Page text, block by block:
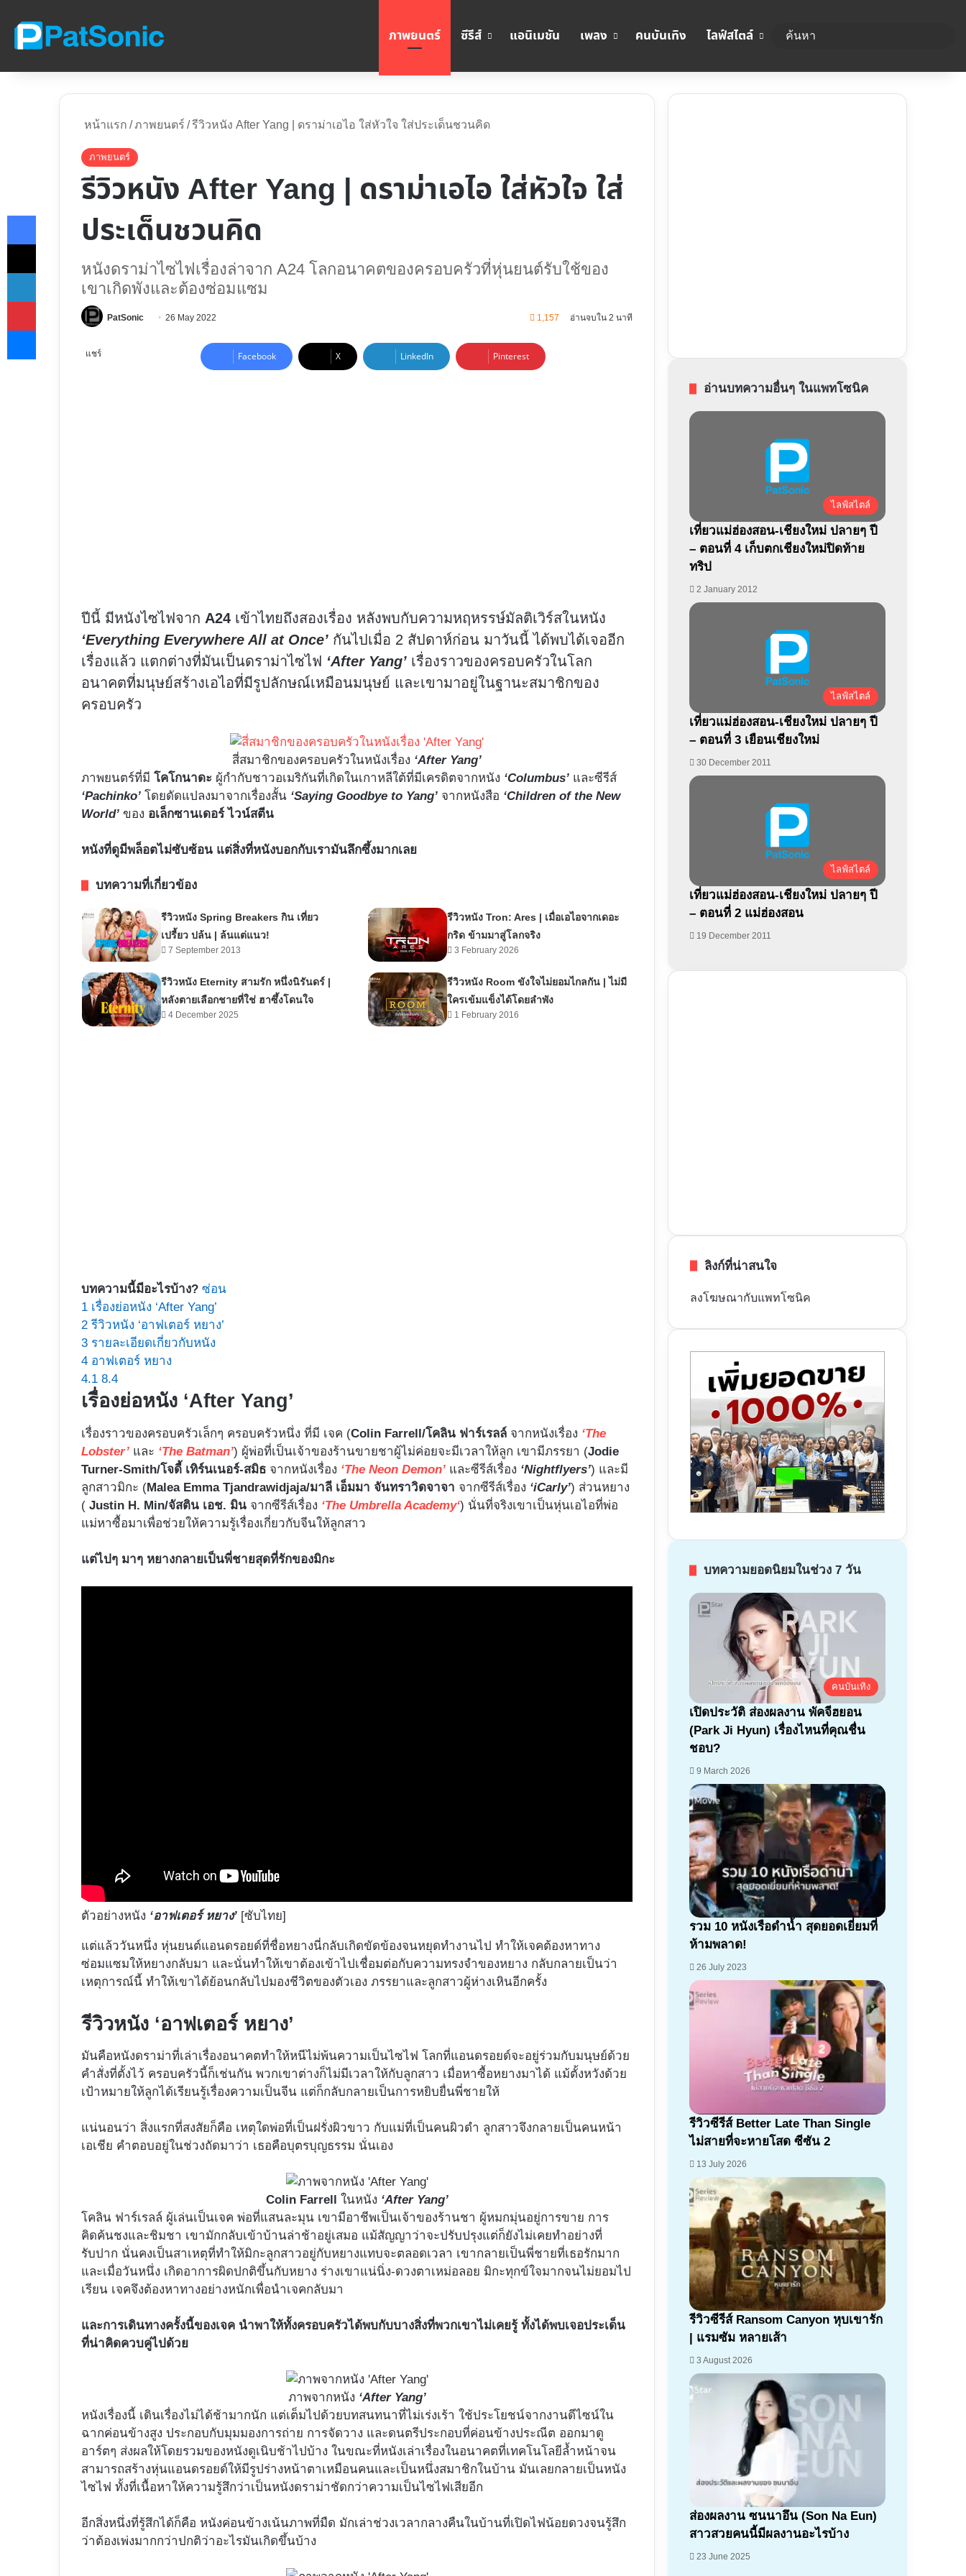
ภาพยนตร์ ซีรีส์ แอนิเมชัน เพลง คนบันเทิง ไลฟ์สไตล์
หน้าแรก /ภาพยนตร์ /รีวิวหนัง After Yang | ดราม่าเอไอ ใส่หัวใจ ใส่ประเด็นชวนคิด
ภาพยนตร์
รีวิวหนัง After Yang | ดราม่าเอไอ ใส่หัวใจ ใส่
ประเด็นชวนคิด
หนังดราม่าไซไฟเรื่องล่าจาก A24 โลกอนาคตของครอบครัวที่หุ่นยนต์รับใช้ของ
เขาเกิดพังและต้องซ่อมแซม
PatSonic
Follow26 May 2022 1,157 อ่านจบใน 2 นาที
แชร์ Facebook X LinkedIn Pinterest
ปีนี้ มีหนังไซไฟจาก A24 เข้าไทยถึงสองเรื่อง หลังพบกับความหฤหรรษ์มัลติเวิร์สในหนัง
‘Everything Everywhere All at Once’ กันไปเมื่อ 2 สัปดาห์ก่อน มาวันนี้ ได้พบได้เจออีก
เรื่องแล้ว แตกต่างที่มันเป็นดราม่าไซไฟ ‘After Yang’ เรื่องราวของครอบครัวในโลก
อนาคตที่มนุษย์สร้างเอไอที่มีรูปลักษณ์เหมือนมนุษย์ และเขามาอยู่ในฐานะสมาชิกของ
ครอบครัว
สี่สมาชิกของครอบครัวในหนังเรื่อง ‘After Yang’
ภาพยนตร์ที่มี โคโกนาดะ ผู้กำกับชาวอเมริกันที่เกิดในเกาหลีใต้ที่มีเครดิตจากหนัง ‘Columbus’ และซีรีส์
‘Pachinko’ โดยดัดแปลงมาจากเรื่องสั้น ‘Saying Goodbye to Yang’ จากหนังสือ ‘Children of the New
World’ ของ อเล็กซานเดอร์ ไวน์สตีน
หนังที่ดูมีพล็อตไม่ซับซ้อน แต่สิ่งที่หนังบอกกับเรามันลึกซึ้งมากเลย
บทความที่เกี่ยวข้อง
รีวิวหนัง Spring Breakers กิน เที่ยว
เปรี้ยว ปล้น | ล้นแต่แนว!
7 September 2013
รีวิวหนัง Tron: Ares | เมื่อเอไอจากเดอะ
กริด ข้ามมาสู่โลกจริง
3 February 2026
รีวิวหนัง Eternity สามรัก หนึ่งนิรันดร์ |
หลังตายเลือกชายที่ใช่ ฮาซึ้งโดนใจ
4 December 2025
รีวิวหนัง Room ขังใจไม่ยอมไกลกัน | ไม่มี
ใครเข้มแข็งได้โดยลำพัง
1 February 2016
บทความนี้มีอะไรบ้าง? ซ่อน
1 เรื่องย่อหนัง ‘After Yang’
2 รีวิวหนัง ‘อาฟเตอร์ หยาง’
3 รายละเอียดเกี่ยวกับหนัง
4 อาฟเตอร์ หยาง
4.1 8.4
เรื่องย่อหนัง ‘After Yang’
เรื่องราวของครอบครัวเล็กๆ ครอบครัวหนึ่ง ที่มี เจค (Colin Farrell/โคลิน ฟาร์เรลล์ จากหนังเรื่อง ‘The
Lobster’ และ ‘The Batman’) ผู้พ่อที่เป็นเจ้าของร้านขายชาผู้ไม่ค่อยจะมีเวลาให้ลูก เขามีภรรยา (Jodie
Turner-Smith/โจดี้ เทิร์นเนอร์-สมิธ จากหนังเรื่อง ‘The Neon Demon’ และซีรีส์เรื่อง ‘Nightflyers’) และมี
ลูกสาวมิกะ (Malea Emma Tjandrawidjaja/มาลี เอ็มมา จันทราวิดจาจา จากซีรีส์เรื่อง ‘iCarly’) ส่วนหยาง
(Justin H. Min/จัสติน เอช. มิน จากซีรีส์เรื่อง ‘The Umbrella Academy‘) นั่นที่จริงเขาเป็นหุ่นเอไอที่พ่อ
แม่หาซื้อมาเพื่อช่วยให้ความรู้เรื่องเกี่ยวกับจีนให้ลูกสาว
แต่ไปๆ มาๆ หยางกลายเป็นพี่ชายสุดที่รักของมิกะ
ตัวอย่างหนัง ‘อาฟเตอร์ หยาง’ [ซับไทย]
แต่แล้ววันหนึ่ง หุ่นยนต์แอนดรอยด์ที่ชื่อหยางนี่กลับเกิดขัดข้องจนหยุดทำงานไป ทำให้เจคต้องหาทาง
ซ่อมแซมให้หยางกลับมา และนั่นทำให้เขาต้องเข้าไปเชื่อมต่อกับความทรงจำของหยาง กลับกลายเป็นว่า
เหตุการณ์นี้ ทำให้เขาได้ย้อนกลับไปมองชีวิตของตัวเอง ภรรยาและลูกสาวผู้ห่างเหินอีกครั้ง
รีวิวหนัง ‘อาฟเตอร์ หยาง’
มันคือหนังดราม่าที่เล่าเรื่องอนาคตทำให้หนีไม่พ้นความเป็นไซไฟ โลกที่แอนดรอยด์จะอยู่ร่วมกับมนุษย์ด้วย
คำสั่งที่ตั้งไว้ ครอบครัวนี้ก็เช่นกัน พวกเขาต่างก็ไม่มีเวลาให้กับลูกสาว เมื่อหาซื้อหยางมาได้ แม้ตั้งหวังด้วย
เป้าหมายให้ลูกได้เรียนรู้เรื่องความเป็นจีน แต่ก็กลับกลายเป็นการหยิบยื่นพี่ชายให้
แน่นอนว่า สิ่งแรกที่สงสัยก็คือ เหตุใดพ่อที่เป็นฝรั่งผิวขาว กับแม่ที่เป็นคนผิวดำ ลูกสาวจึงกลายเป็นคนหน้า
เอเชีย คำตอบอยู่ในช่วงถัดมาว่า เธอคือบุตรบุญธรรม นั่นเอง
Colin Farrell ในหนัง ‘After Yang’
โคลิน ฟาร์เรลล์ ผู้เล่นเป็นเจค พ่อที่แสนละมุน เขามีอาชีพเป็นเจ้าของร้านชา ผู้หมกมุ่นอยู่การขาย การ
คิดค้นชงและชิมชา เขามักกลับเข้าบ้านล่าช้าอยู่เสมอ แม้สัญญาว่าจะปรับปรุงแต่ก็ยังไม่เคยทำอย่างที่
รับปาก นั่นคงเป็นสาเหตุที่ทำให้มิกะลูกสาวอยู่กับหยางแทบจะตลอดเวลา เขากลายเป็นพี่ชายที่เธอรักมาก
และเมื่อวันหนึ่ง เกิดอาการผิดปกติขึ้นกับหยาง ร่างเขาแน่นิ่ง-ดวงตาเหม่อลอย มิกะทุกข์ใจมากจนไม่ยอมไป
เรียน เจคจึงต้องหาทางอย่างหนักเพื่อนำเจคกลับมา
และการเดินทางครั้งนี้ของเจค นำพาให้ทั้งครอบครัวได้พบกับบางสิ่งที่พวกเขาไม่เคยรู้ ทั้งได้พบเจอประเด็น
ที่น่าคิดควบคู่ไปด้วย
ภาพจากหนัง ‘After Yang’
หนังเรื่องนี้ เดินเรื่องไม่ได้ช้ามากนัก แต่เต็มไปด้วยบทสนทนาที่ไม่เร่งเร้า ใช้ประโยชน์จากงานดีไซน์ใน
ฉากค่อนข้างสูง ประกอบกับมุมมองการถ่าย การจัดวาง และดนตรีประกอบที่ค่อนข้างประณีต ออกมาดู
อาร์ตๆ ส่งผลให้โดยรวมของหนังดูเนิบช้าไปบ้าง ในขณะที่หนังเล่าเรื่องในอนาคตที่เทคโนโลยีล้ำหน้าจน
สามารถสร้างหุ่นแอนดรอยด์ให้มีรูปร่างหน้าตาเหมือนคนและเป็นหนึ่งสมาชิกในบ้าน มันเลยกลายเป็นหนัง
ไซไฟ ทั้งที่เนื้อหาให้ความรู้สึกว่าเป็นหนังดราม่าชัดกว่าความเป็นไซไฟเสียอีก
อีกสิ่งหนึ่งที่รู้สึกได้ก็คือ หนังค่อนข้างเน้นภาพที่มืด มักเล่าช่วงเวลากลางคืนในบ้านที่เปิดไฟน้อยดวงจนรู้สึก
ว่าต้องเพ่งมากกว่าปกติว่าอะไรมันเกิดขึ้นบ้าง
อ่านบทความอื่นๆ ในแพทโซนิค
ไลฟ์สไตล์
เที่ยวแม่ฮ่องสอน-เชียงใหม่ ปลายๆ ปี
– ตอนที่ 4 เก็บตกเชียงใหม่ปิดท้าย
ทริป
2 January 2012
ไลฟ์สไตล์
เที่ยวแม่ฮ่องสอน-เชียงใหม่ ปลายๆ ปี
– ตอนที่ 3 เยือนเชียงใหม่
30 December 2011
ไลฟ์สไตล์
เที่ยวแม่ฮ่องสอน-เชียงใหม่ ปลายๆ ปี
– ตอนที่ 2 แม่ฮ่องสอน
19 December 2011
ลิงก์ที่น่าสนใจ
ลงโฆษณากับแพทโซนิค
บทความยอดนิยมในช่วง 7 วัน
คนบันเทิง
เปิดประวัติ ส่องผลงาน พัคจีฮยอน
(Park Ji Hyun) เรื่องไหนที่คุณชื่น
ชอบ?
9 March 2026
รวม 10 หนังเรือดำน้ำ สุดยอดเยี่ยมที่
ห้ามพลาด!
26 July 2023
รีวิวซีรีส์ Better Late Than Single
ไม่สายที่จะหายโสด ซีซัน 2
13 July 2026
7.1
รีวิวซีรีส์ Ransom Canyon หุบเขารัก
| แรมซัม หลายเส้า
3 August 2026
ส่องผลงาน ซนนาอึน (Son Na Eun)
สาวสวยคนนี้มีผลงานอะไรบ้าง
23 June 2025
Facebook
X
LinkedIn
Pinterest
Messenger